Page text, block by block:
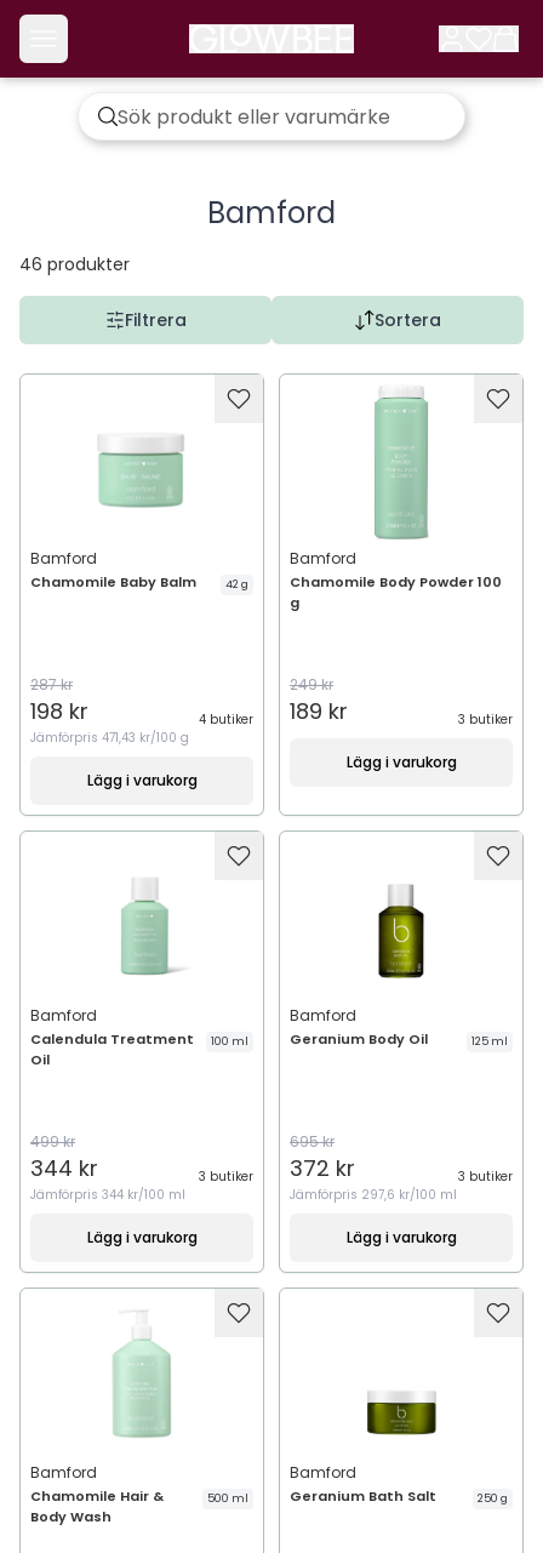
Bamford
46 produkter
Filtrera Sortera
Bamford
Chamomile Baby Balm 42 g
287 kr
198 kr
4 butiker
Jämförpris 471,43 kr/100 g
Lägg i varukorg
Bamford
Chamomile Body Powder 100
g
249 kr
189 kr 3 butiker
Lägg i varukorg
Bamford
Calendula Treatment
Oil
100 ml
499 kr
344 kr
3 butiker
Jämförpris 344 kr/100 ml
Lägg i varukorg
Bamford
Geranium Body Oil 125 ml
695 kr
372 kr
3 butiker
Jämförpris 297,6 kr/100 ml
Lägg i varukorg
Bamford
Chamomile Hair &
Body Wash
500 ml
Bamford
Geranium Bath Salt 250 g